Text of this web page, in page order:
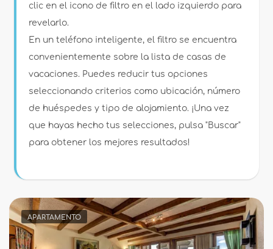
Dormitorios
Condiciones
Distancias
clic en el icono de filtro en el lado izquierdo para
revelarlo.
En un teléfono inteligente, el filtro se encuentra
convenientemente sobre la lista de casas de
vacaciones. Puedes reducir tus opciones
seleccionando criterios como ubicación, número
de huéspedes y tipo de alojamiento. ¡Una vez
que hayas hecho tus selecciones, pulsa "Buscar"
para obtener los mejores resultados!
APARTAMENTO